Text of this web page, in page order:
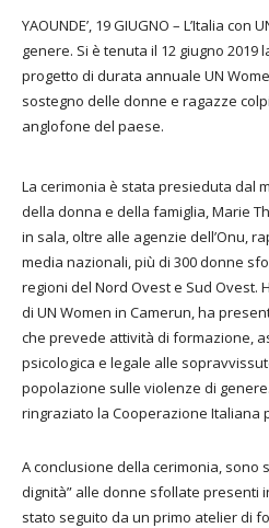
YAOUNDE’, 19 GIUGNO – L’Italia
genere. Si è tenuta il 12 giugno 2019
progetto di durata annuale UN
sostegno delle donne e ragazze
anglofone del paese.
La cerimonia è stata presieduta dal
della donna e della famiglia, Marie
in sala, oltre alle agenzie dell’Onu,
media nazionali, più di 300 donne
regioni del Nord Ovest e Sud Ovest.
di UN Women in Camerun, ha
che prevede attività di formazione,
psicologica e legale alle
popolazione sulle violenze di
ringraziato la Cooperazione Italiana
A conclusione della cerimonia, sono
dignità” alle donne sfollate presenti
stato seguito da un primo atelier di